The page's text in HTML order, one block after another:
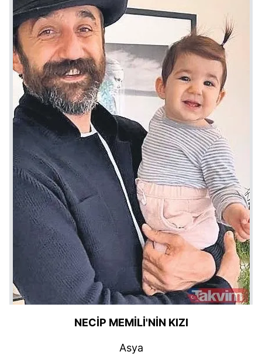
NECİP MEMİLİ'NİN KIZI
Asya